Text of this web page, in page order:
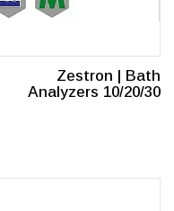
Zestron | Bath
Analyzers 10/20/30